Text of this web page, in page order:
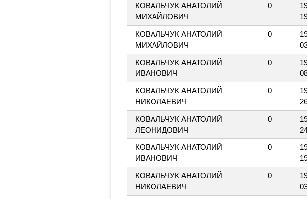
КОВАЛЬЧУК АНАТОЛИЙ
МИХАЙЛОВИЧ
0
19
КОВАЛЬЧУК АНАТОЛИЙ
МИХАЙЛОВИЧ
0
03
КОВАЛЬЧУК АНАТОЛИЙ
ИВАНОВИЧ
0
08
КОВАЛЬЧУК АНАТОЛИЙ
НИКОЛАЕВИЧ
0
26
КОВАЛЬЧУК АНАТОЛИЙ
ЛЕОНИДОВИЧ
0
24
КОВАЛЬЧУК АНАТОЛИЙ
ИВАНОВИЧ
0
19
КОВАЛЬЧУК АНАТОЛИЙ
НИКОЛАЕВИЧ
0
03